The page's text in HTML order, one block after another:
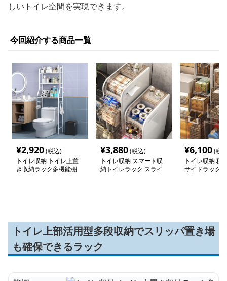
しいトイレ空間を実現できます。
今回紹介する商品一覧
¥2,920(税込)
トイレ収納 トイレ上置
き収納ラック多機能棚
¥3,880(税込)
トイレ収納 スマート収
納トイレラック スライ
¥6,100(税
トイレ収納 積
サイドラック
トイレ上部活用型多段収納でスリッパ置き場
も確保できるラック